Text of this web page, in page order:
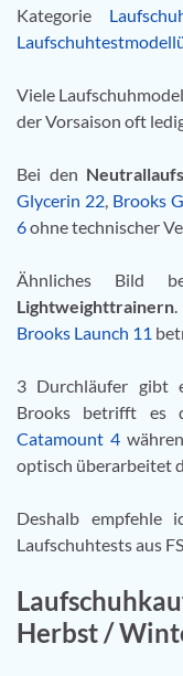
Kategorie
Viele
der Vorsaison oft
Bei den
Glycerin 22, Brooks
6ohne technischer
Ähnliches Bild
Lightweighttrainern.
Brooks Launch 11
3 Durchläufer gibt
Brooks betrifft es
Catamount 4
optisch überarbeitet
Deshalb empfehle
Laufschuhtests aus
Herbst /